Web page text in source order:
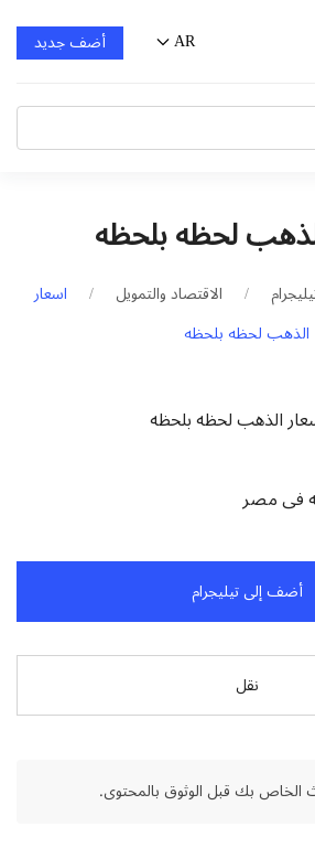
AR أضف جديد
لحظه بلحظه
الاقتصاد والتمويل
اسعار
الذهب لحظه بلحظه
فى مصر
أضف إلى تيليجرام
نقل
الخاص بك قبل الوثوق بالمحتوى.